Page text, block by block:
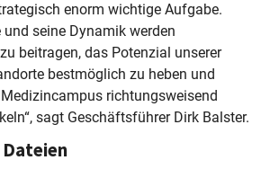
enorm wichtige Aufgabe.
und seine Dynamik werden
beitragen, das Potenzial unserer
bestmöglich zu heben und
richtungsweisend
sagt Geschäftsführer Dirk Balster.